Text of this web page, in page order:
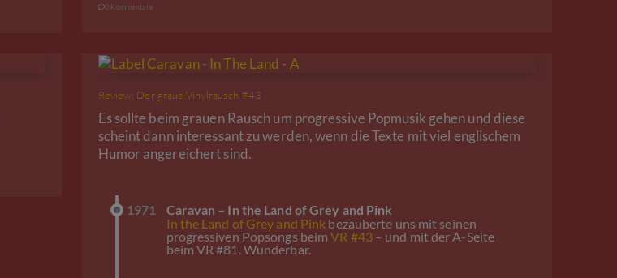
0 Kommentare
Review: Der graue Vinylrausch #43
Es sollte beim grauen Rausch um progressive Popmusik gehen und diese
scheint dann interessant zu werden, wenn die Texte mit viel englischem
Humor angereichert sind.
1971
Caravan – In the Land of Grey and Pink
In the Land of Grey and Pink bezauberte uns mit seinen
progressiven Popsongs beimVR #43– und mit der A-Seite
beim VR #81. Wunderbar.